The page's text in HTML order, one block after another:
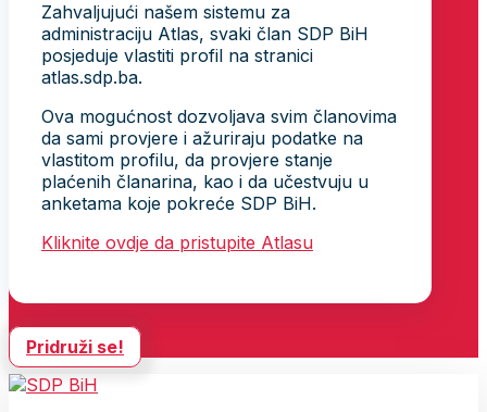
Zahvaljujući našem sistemu za
administraciju Atlas, svaki član SDP BiH
posjeduje vlastiti profil na stranici
atlas.sdp.ba.
Ova mogućnost dozvoljava svim članovima
da sami provjere i ažuriraju podatke na
vlastitom profilu, da provjere stanje
plaćenih članarina, kao i da učestvuju u
anketama koje pokreće SDP BiH.
Kliknite ovdje da pristupite Atlasu
Pridruži se!